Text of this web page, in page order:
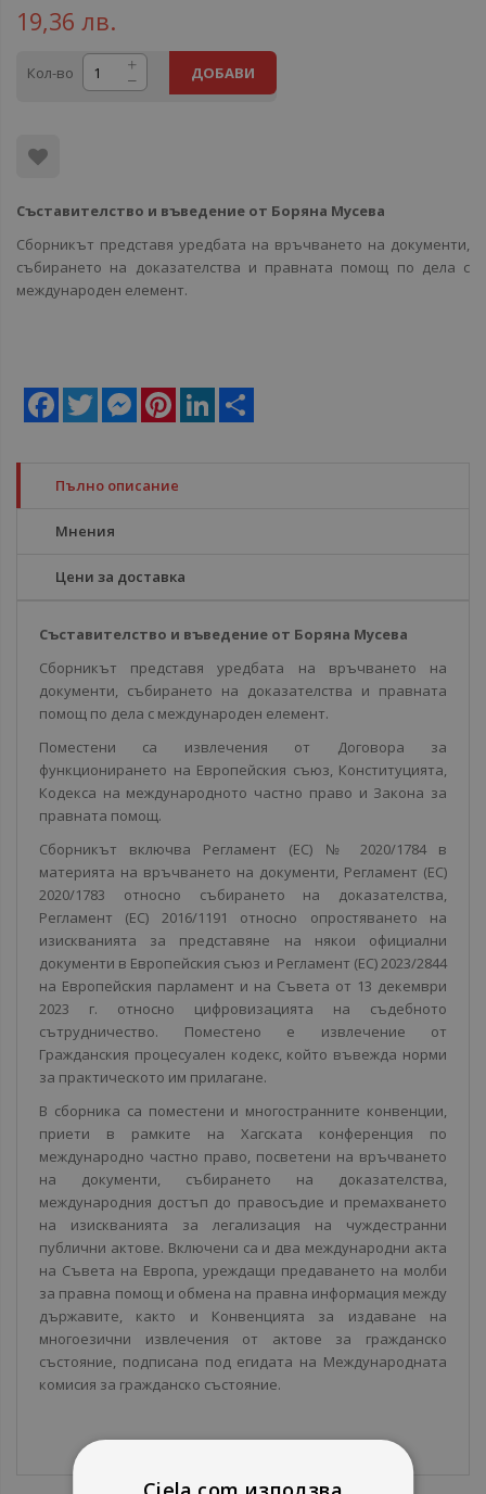
19,36 лв.
Кол-во ДОБАВИ
Съставителство и въведение от Боряна Мусева
Сборникът представя уредбата на връчването на документи,
събирането на доказателства и правната помощ по дела с
международен елемент.
Facebook
Twitter MessengerPinterestLinkedIn
Пълно описание
Мнения
Цени за доставка
Съставителство и въведение от Боряна Мусева
Сборникът представя уредбата на връчването на
документи, събирането на доказателства и правната
помощ по дела с международен елемент.
Поместени са извлечения от Договора за
функционирането на Европейския съюз, Конституцията,
Кодекса на международното частно право и Закона за
правната помощ.
Сборникът включва Регламент (ЕС) № 2020/1784 в
материята на връчването на документи, Регламент (ЕС)
2020/1783 относно събирането на доказателства,
Регламент (ЕС) 2016/1191 относно опростяването на
изискванията за представяне на някои официални
документи в Европейския съюз и Регламент (ЕС) 2023/2844
на Европейския парламент и на Съвета от 13 декември
2023 г. относно цифровизацията на съдебното
сътрудничество. Поместено е извлечение от
Гражданския процесуален кодекс, който въвежда норми
за практическото им прилагане.
В сборника са поместени и многостранните конвенции,
приети в рамките на Хагската конференция по
международно частно право, посветени на връчването
на документи, събирането на доказателства,
международния достъп до правосъдие и премахването
на изискванията за легализация на чуждестранни
публични актове. Включени са и два международни акта
на Съвета на Европа, уреждащи предаването на молби
за правна помощ и обмена на правна информация между
държавите, както и Конвенцията за издаване на
многоезични извлечения от актове за гражданско
състояние, подписана под егидата на Международната
комисия за гражданско състояние.